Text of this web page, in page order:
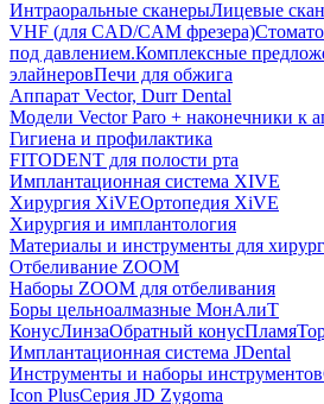
Интраоральные сканерыЛицевые
VHF (для CAD/CAM фрезера)
под давлением.Комплексные
элайнеровПечи для обжига
Аппарат Vector, Durr Dental
Модели Vector Paro + наконечники к
Гигиена и профилактика
FITODENT для полости рта
Имплантационная система XIVE
Хирургия XiVEОртопедия XiVE
Хирургия и имплантология
Материалы и инструменты для
Отбеливание ZOOM
Наборы ZOOM для отбеливания
Боры цельноалмазные МонАлиТ
КонусЛинзаОбратный конусПламя
Имплантационная система JDental
Инструменты и наборы инструментов
Icon PlusСерия JD Zygoma